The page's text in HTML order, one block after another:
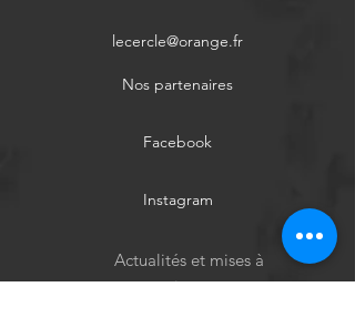
lecercle@orange.fr
Nos partenaires
Facebook
Instagram
Actualités et mises à
jour